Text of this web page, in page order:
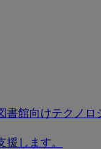
館向けテクノロ
します。